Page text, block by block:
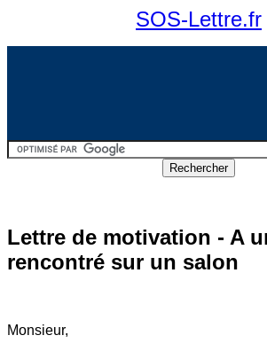
SOS-Lettre.fr
Lettre de motivation - A
rencontré sur un salon
Monsieur,